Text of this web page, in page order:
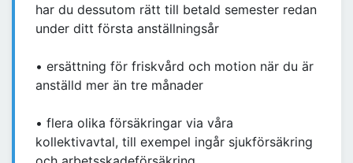
har du dessutom rätt till betald semester redan
under ditt första anställningsår
• ersättning för friskvård och motion när du är
anställd mer än tre månader
• flera olika försäkringar via våra
kollektivavtal, till exempel ingår sjukförsäkring